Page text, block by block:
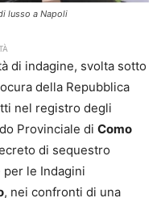
lusso a Napoli
di indagine, svolta sotto
della Repubblica
nel registro degli
Provinciale di Como
di sequestro
le Indagini
, nei confronti di una